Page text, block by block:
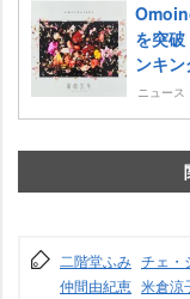
を突
ンキン
ニュース
二階堂ふみ チェ・
仲間由紀恵 米倉涼